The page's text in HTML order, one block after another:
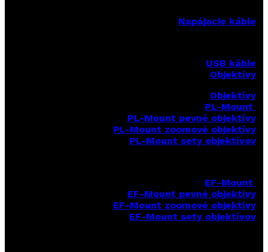
Napájacie káble
USB káble
Objektívy
Objektívy
PL-Mount
PL-Mount pevné objektívy
PL-Mount zoomové objektívy
PL-Mount sety objektívov
EF-Mount
EF-Mount pevné objektívy
EF-Mount zoomové objektívy
EF-Mount sety objektívov